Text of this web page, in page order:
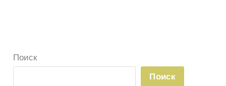
Поиск
Поиск